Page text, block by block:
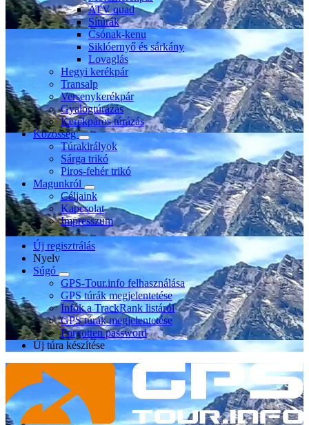
ATV quad
Sítúrák
Csónak-kenu
Siklóernyő és sárkány
Lovaglás
Hegyi kerékpár
Transalp
Versenykerékpár
Gyalogtúrázás
Kerékpáros túrázás
Közösség
Túrakirályok
Sárga trikó
Piros-fehér trikó
Magunkról
Céljaink
Kapcsolat
Impresszum
Új regisztrálás
Nyelv
Súgó
GPS-Tour.info felhasználása
GPS túrák megjelentetése
Infók a TrackRank listáról
GPS túrák megjelentetése
Forgotten password
Új túra készítése